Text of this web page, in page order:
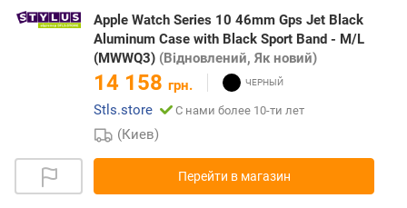
Apple Watch Series 10 46mm Gps Jet Black
Aluminum Case with Black Sport Band - M/L
(MWWQ3) (Відновлений, Як новий)
14 158 грн.
Stls.store
С нами более 10-ти лет
(Киев)
Перейти в магазин